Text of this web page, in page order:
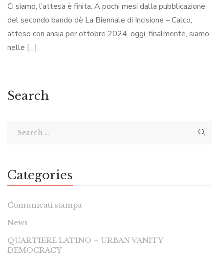
Ci siamo, l’attesa è finita. A pochi mesi dalla pubblicazione
del secondo bando dè La Biennale di Incisione – Calco,
atteso con ansia per ottobre 2024, oggi, finalmente, siamo
nelle […]
Search
Categories
Comunicati stampa
News
QUARTIERE LATINO – URBAN VANITY
DEMOCRACY